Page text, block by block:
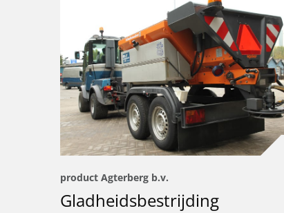
product Agterberg b.v.
Gladheidsbestrijding